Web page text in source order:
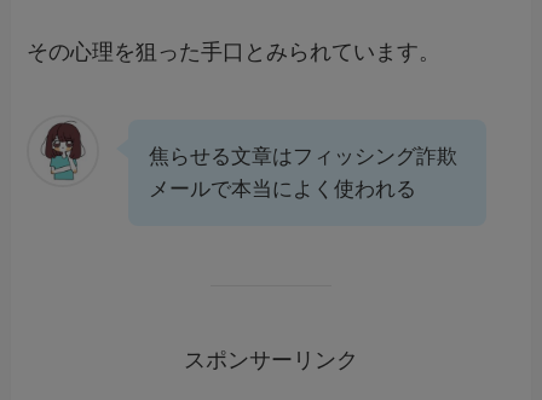
その心理を狙った手口とみられています。
焦らせる文章はフィッシング詐欺
メールで本当によく使われる
スポンサーリンク